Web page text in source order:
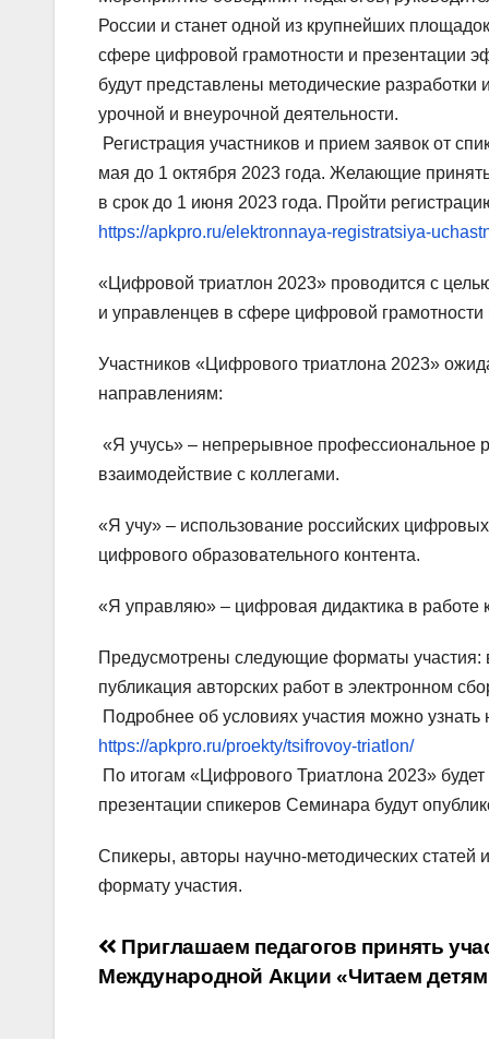
России и станет одной из крупнейших
сфере цифровой грамотности и презентации
будут представлены методические
урочной и внеурочной деятельности.
Регистрация участников и прием заявок от
мая до 1 октября 2023 года. Желающие
в срок до 1 июня 2023 года. Пройти
https://apkpro.ru/elektronnaya-registratsiya-
«Цифровой триатлон 2023» проводится с
и управленцев в сфере цифровой
Участников «Цифрового триатлона 2023»
направлениям:
«Я учусь» – непрерывное
взаимодействие с коллегами.
«Я учу» – использование российских
цифрового образовательного контента.
«Я управляю» – цифровая дидактика в работе
Предусмотрены следующие форматы участия:
публикация авторских работ в электронном
Подробнее об условиях участия можно
https://apkpro.ru/proekty/tsifrovoy-triatlon/
По итогам «Цифрового Триатлона 2023»
презентации спикеров Семинара будут
Спикеры, авторы научно-методических
формату участия.
Навигация
Приглашаем педагогов принять
Международной Акции «Читаем